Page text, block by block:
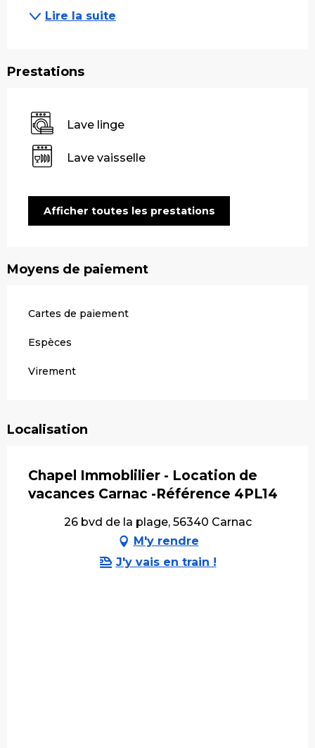
Lire la suite
Prestations
Lave linge
Lave vaisselle
Afficher toutes les prestations
Moyens de paiement
Cartes de paiement
Espèces
Virement
Localisation
Chapel Immoblilier - Location de
vacances Carnac -Référence 4PL14
26 bvd de la plage, 56340 Carnac
M'y rendre
J'y vais en train !